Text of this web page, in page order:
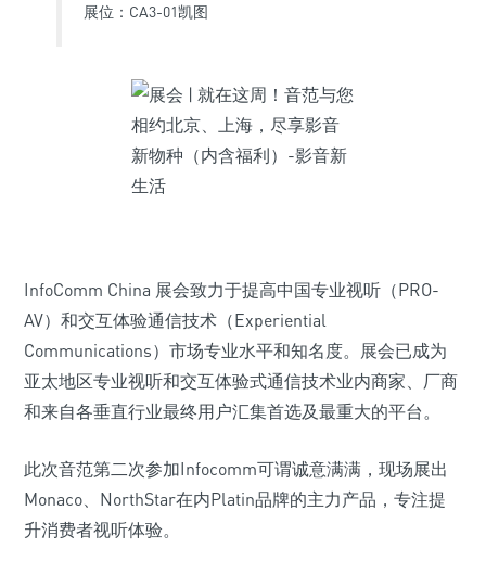
展位：CA3-01凯图
InfoComm China 展会致力于提高中国专业视听（PRO-
AV）和交互体验通信技术（Experiential
Communications）市场专业水平和知名度。展会已成为
亚太地区专业视听和交互体验式通信技术业内商家、厂商
和来自各垂直行业最终用户汇集首选及最重大的平台。
此次音范第二次参加Infocomm可谓诚意满满，现场展出
Monaco、NorthStar在内Platin品牌的主力产品，专注提
升消费者视听体验。